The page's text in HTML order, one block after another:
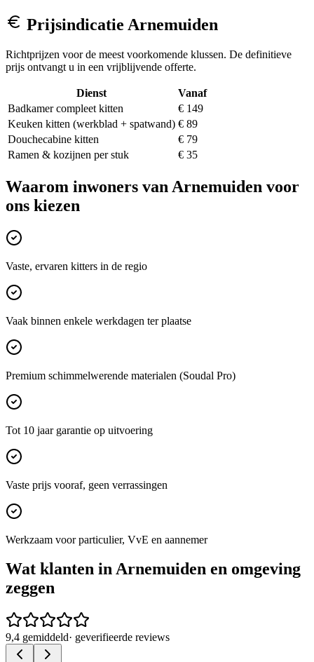
Prijsindicatie Arnemuiden
Richtprijzen voor de meest voorkomende klussen. De definitieve
prijs ontvangt u in een vrijblijvende offerte.
Dienst
Vanaf
Badkamer compleet kitten
€ 149
Keuken kitten (werkblad + spatwand) € 89
Douchecabine kitten
€ 79
Ramen & kozijnen per stuk
€ 35
Waarom inwoners van Arnemuiden voor
ons kiezen
Vaste, ervaren kitters in de regio
Vaak binnen enkele werkdagen ter plaatse
Premium schimmelwerende materialen (Soudal Pro)
Tot 10 jaar garantie op uitvoering
Vaste prijs vooraf, geen verrassingen
Werkzaam voor particulier, VvE en aannemer
Wat klanten inArnemuiden en omgeving
zeggen
9,4 gemiddeld· geverifieerde reviews